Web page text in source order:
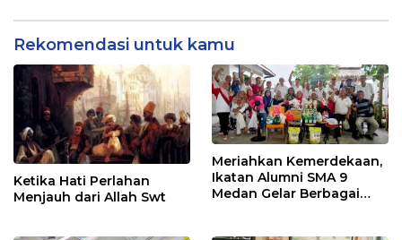
Rekomendasi untuk kamu
Ketika Hati Perlahan
Menjauh dari Allah Swt
Meriahkan Kemerdekaan,
Ikatan Alumni SMA 9
Medan Gelar Berbagai